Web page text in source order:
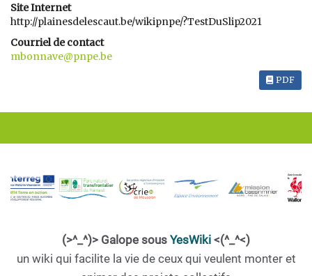
Site Internet
http://plainesdelescaut.be/wikipnpe/?TestDuSlip2021
Courriel de contact
mbonnave@pnpe.be
PDF